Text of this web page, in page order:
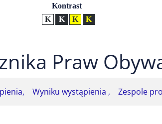
UstawieniaKontrast
Kontrast normalny
Kontrast biały tekst na czarnym
Kontrast czarny tekst na żółtym
Praw
Wyniku wystąpienia , Zespole